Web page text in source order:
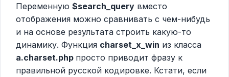
Переменную $search_query вместо
отображения можно сравнивать с чем-нибудь
и на основе результата строить какую-то
динамику. Функция charset_x_win из класса
a.charset.php просто приводит фразу к
правильной русской кодировке. Кстати, если